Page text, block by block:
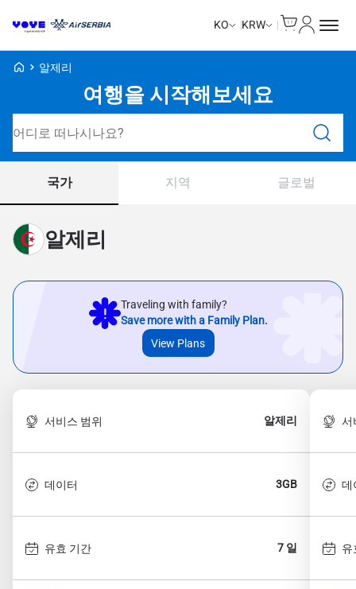
KO KRW
Voye Homepage
알제리
여행을 시작해보세요
국가 지역 글로벌
알제리
Traveling with family?
Save more with a Family Plan.
View Plans
서비스 범위 알제리
데이터 3GB
유효 기간 7 일
서
데
유